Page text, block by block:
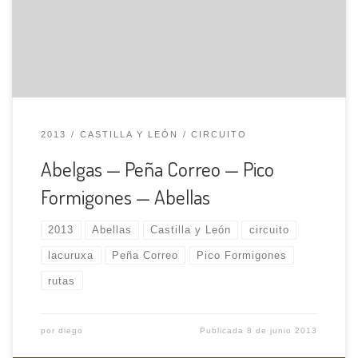
2013 CASTILLA Y LEÓN CIRCUITO
Abelgas — Peña Correo — Pico
Formigones — Abellas
2013 Abellas Castilla y León circuito
lacuruxa Peña Correo Pico Formigones
rutas
por diego Publicada8 de junio 2013